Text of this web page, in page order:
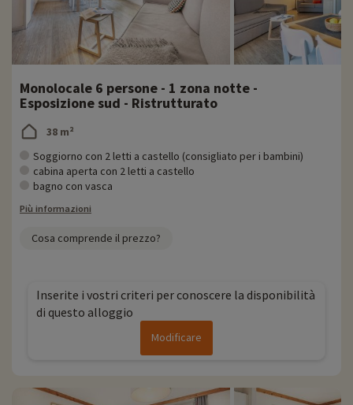
Monolocale 6 persone - 1 zona notte -
Esposizione sud - Ristrutturato
38 m²
Soggiorno con 2 letti a castello (consigliato per i bambini)
cabina aperta con 2 letti a castello
bagno con vasca
Più informazioni
Cosa comprende il prezzo?
Inserite i vostri criteri per conoscere la disponibilità
di questo alloggio
Modificare